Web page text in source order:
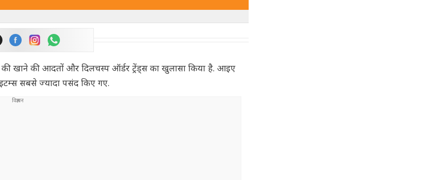
की खाने की आदतों और दिलचस्प ऑर्डर ट्रेंड्स का खुलासा किया है. आइए
सबसे ज्यादा पसंद किए गए.